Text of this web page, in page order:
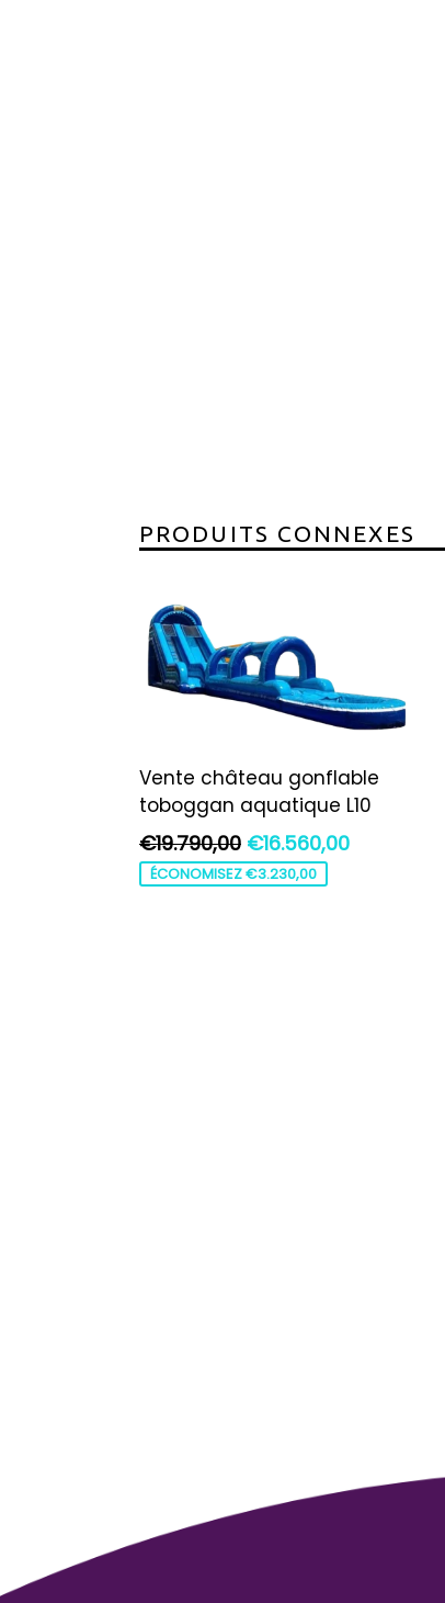
PRODUITS CONNEXES
Vente château gonflable
toboggan aquatique L10
Prix
régulier
€19.790,00 €16.560,00
ÉCONOMISEZ €3.230,00